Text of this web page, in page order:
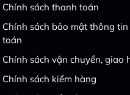
Chính sách thanh toán
Chính sách bảo mật thông
toán
Chính sách vận chuyển, giao
Chính sách kiểm hàng